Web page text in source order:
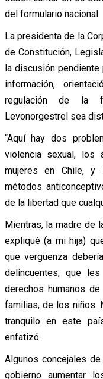
del formulario nacional.
La presidenta de la
de Constitución,
la discusión
información,
regulación de la
Levonorgestrel sea
“Aquí hay dos
violencia sexual, los
mujeres en Chile, y
métodos
de la libertad que
Mientras, la madre de
expliqué (a mi hija)
que vergüenza
delincuentes, que
derechos humanos
familias, de los niños.
tranquilo en este
enfatizó.
Algunos concejales
gobierno aumentar